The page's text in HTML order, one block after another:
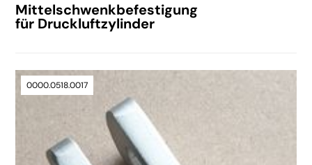
Mittelschwenkbefestigung
für Druckluftzylinder
0000.0518.0017